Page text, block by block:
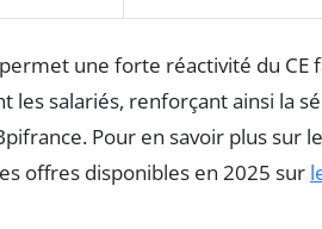
une forte réactivité du CE
les salariés, renforçant ainsi la
Pour en savoir plus sur
offres disponibles en 2025 sur